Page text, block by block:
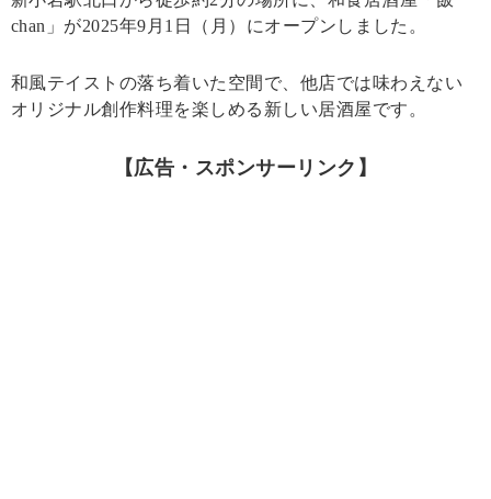
chan」が2025年9月1日（月）にオープンしました。
和風テイストの落ち着いた空間で、他店では味わえない
オリジナル創作料理を楽しめる新しい居酒屋です。
【広告・スポンサーリンク】